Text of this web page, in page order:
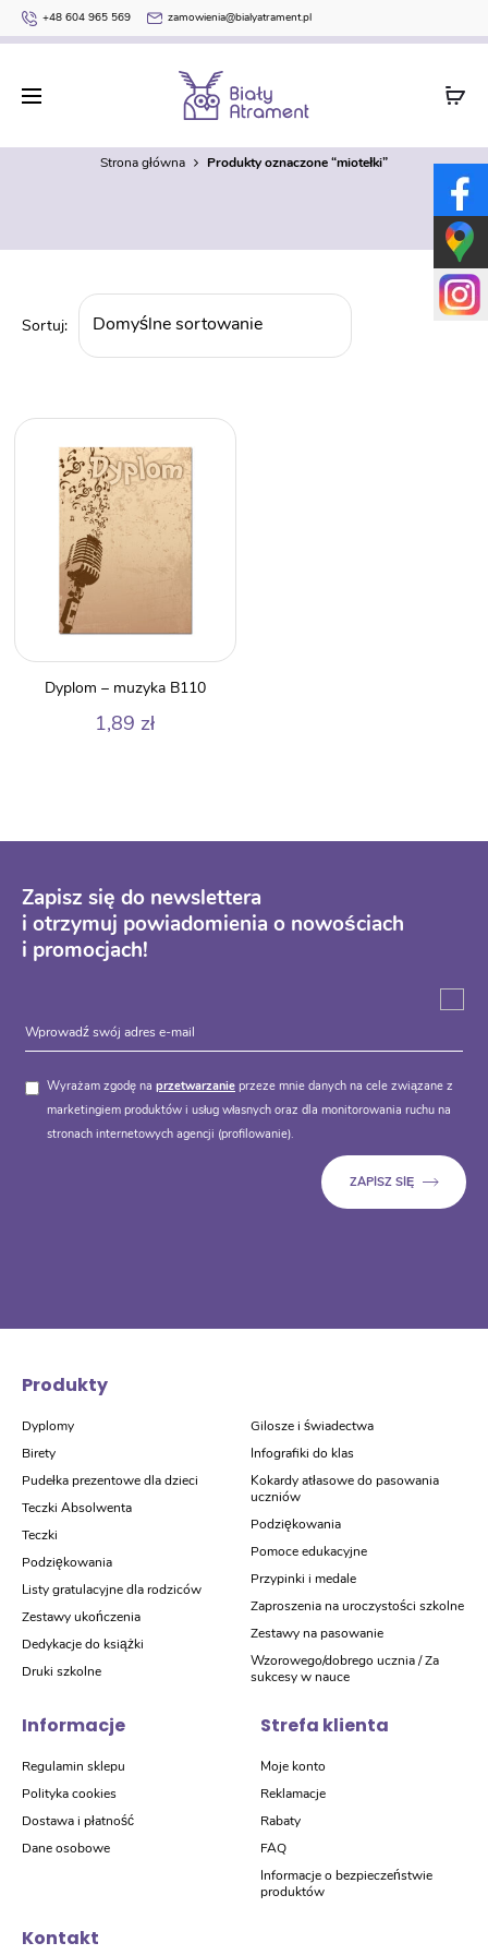
+48 604 965 569 zamowienia@bialyatrament.pl
miotełki
Strona główna Produkty oznaczone “miotełki”
Dyplom – muzyka B110
1,89 zł
Zapisz się do newslettera
i otrzymuj powiadomienia o nowościach
i promocjach!
Wyrażam zgodę na przetwarzanie przeze mnie danych na cele związane z
marketingiem produktów i usług własnych oraz dla monitorowania ruchu na
stronach internetowych agencji (profilowanie).
Produkty
Dyplomy
Birety
Pudełka prezentowe dla dzieci
Teczki Absolwenta
Teczki
Podziękowania
Listy gratulacyjne dla rodziców
Zestawy ukończenia
Dedykacje do książki
Druki szkolne
Gilosze i świadectwa
Infografiki do klas
Kokardy atłasowe do pasowania
uczniów
Podziękowania
Pomoce edukacyjne
Przypinki i medale
Zaproszenia na uroczystości szkolne
Zestawy na pasowanie
Wzorowego/dobrego ucznia / Za
sukcesy w nauce
Informacje
Regulamin sklepu
Polityka cookies
Dostawa i płatność
Dane osobowe
Strefa klienta
Moje konto
Reklamacje
Rabaty
FAQ
Informacje o bezpieczeństwie
produktów
Kontakt